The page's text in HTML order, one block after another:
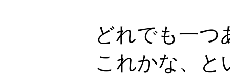
どれでも一つ
これかな、と